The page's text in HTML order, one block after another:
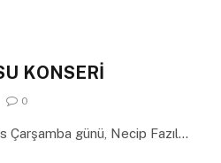
KONSERİ
0
Çarşamba günü, Necip Fazıl…